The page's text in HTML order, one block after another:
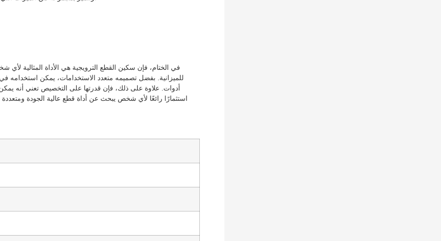
في الختام، فإن سكين القطع الترويجية هي الأداة المثالية
للميزانية. بفضل تصميمه متعدد الاستخدامات، يمكن
أدوات. علاوة على ذلك، فإن قدرتها على التخصيص تعني أنه يمكن
استثمارًا رائعًا لأي شخص يبحث عن أداة قطع عالية الجودة